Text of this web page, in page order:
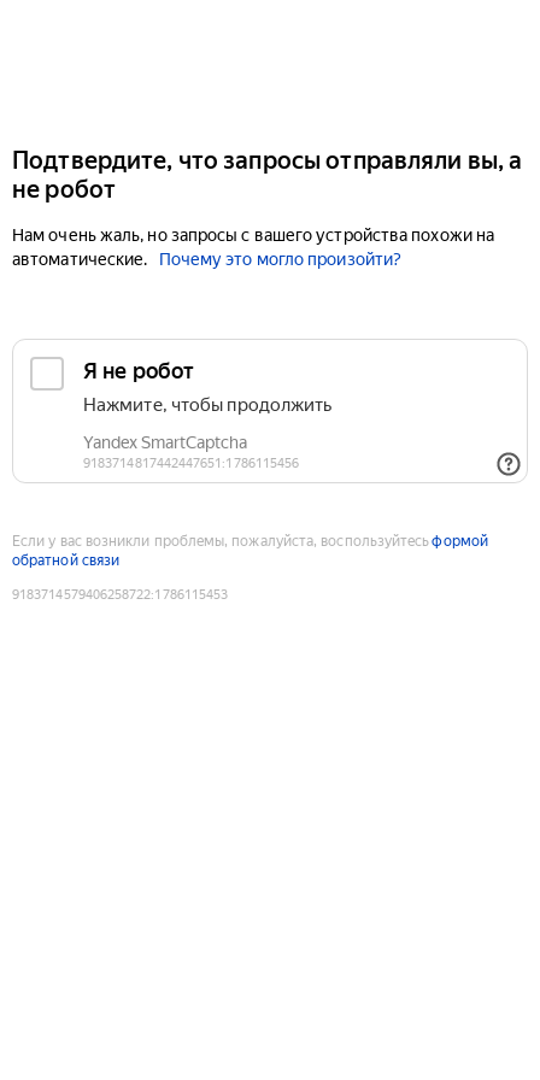
Подтвердите, что запросы отправляли вы, а
не робот
Нам очень жаль, но запросы с вашего устройства похожи на
автоматические.
Почему это могло произойти?
Если у вас возникли проблемы, пожалуйста, воспользуйтесьформой
обратной связи
9183714579406258722:1786115453